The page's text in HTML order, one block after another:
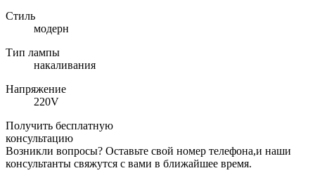
Стиль
модерн
Тип лампы
накаливания
Напряжение
220V
Получить бесплатную
консультацию
Возникли вопросы? Оставьте свой номер телефона,и наши
консультанты свяжутся с вами в ближайшее время.